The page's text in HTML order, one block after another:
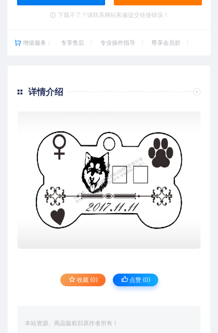
下载不了？请联系网站客服提交链接错误！
增值服务： 专享售后 专业操作指导 尊享会员折
详情介绍
收藏 (0) 点赞 (0)
本站资源、商品版权归原作者所有！